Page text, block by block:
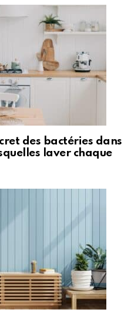
des bactéries dans
laver chaque